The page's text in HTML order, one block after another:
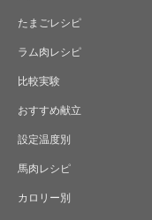
たまごレシピ
ラム肉レシピ
比較実験
おすすめ献立
設定温度別
馬肉レシピ
カロリー別